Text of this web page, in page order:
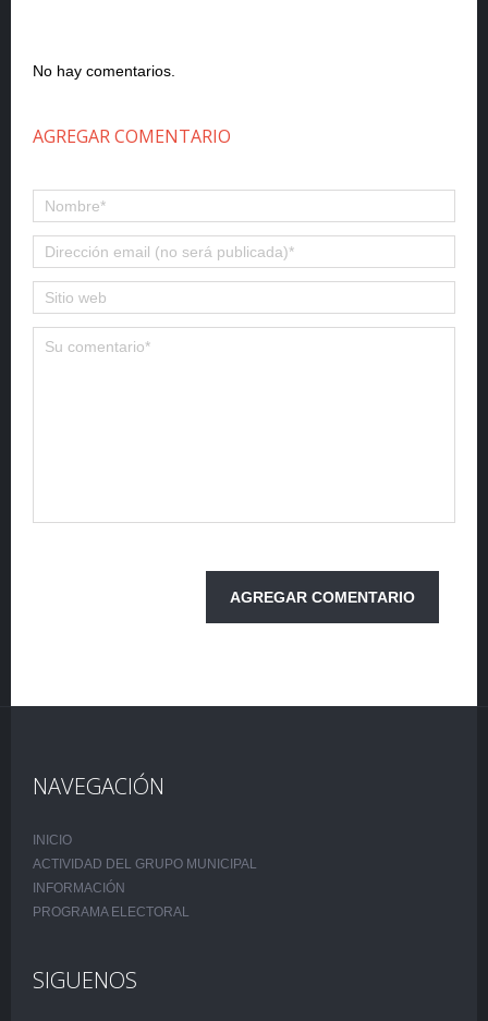
No hay comentarios.
AGREGAR COMENTARIO
NAVEGACIÓN
INICIO
ACTIVIDAD DEL GRUPO MUNICIPAL
INFORMACIÓN
PROGRAMA ELECTORAL
SIGUENOS